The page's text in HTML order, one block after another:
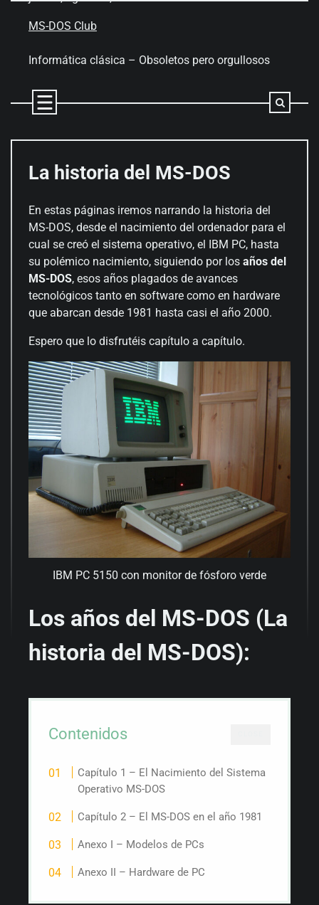
MS-DOS Club
Informática clásica – Obsoletos pero orgullosos
La historia del MS-DOS
En estas páginas iremos narrando la historia del
MS-DOS, desde el nacimiento del ordenador para el
cual se creó el sistema operativo, el IBM PC, hasta
su polémico nacimiento, siguiendo por los años del
MS-DOS, esos años plagados de avances
tecnológicos tanto en software como en hardware
que abarcan desde 1981 hasta casi el año 2000.
Espero que lo disfrutéis capítulo a capítulo.
IBM PC 5150 con monitor de fósforo verde
Los años del MS-DOS (La
historia del MS-DOS):
Contenidos
Capítulo 1 – El Nacimiento del Sistema
Operativo MS-DOS
Capítulo 2 – El MS-DOS en el año 1981
Anexo I – Modelos de PCs
Anexo II – Hardware de PC